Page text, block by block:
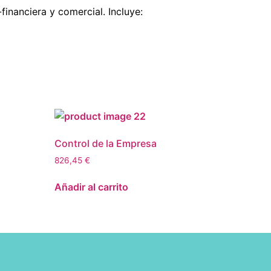
y comercial. Incluye:
Control de la Empresa
826,45€
Añadir al carrito